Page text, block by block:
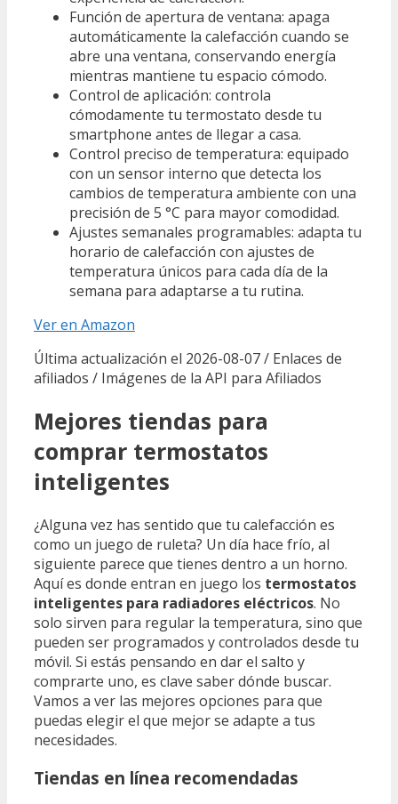
Función de apertura de ventana: apaga
automáticamente la calefacción cuando se
abre una ventana, conservando energía
mientras mantiene tu espacio cómodo.
Control de aplicación: controla
cómodamente tu termostato desde tu
smartphone antes de llegar a casa.
Control preciso de temperatura: equipado
con un sensor interno que detecta los
cambios de temperatura ambiente con una
precisión de 5 °C para mayor comodidad.
Ajustes semanales programables: adapta tu
horario de calefacción con ajustes de
temperatura únicos para cada día de la
semana para adaptarse a tu rutina.
Ver en Amazon
Última actualización el 2026-08-07 / Enlaces de
afiliados / Imágenes de la API para Afiliados
Mejores tiendas para
comprar termostatos
inteligentes
¿Alguna vez has sentido que tu calefacción es
como un juego de ruleta? Un día hace frío, al
siguiente parece que tienes dentro a un horno.
Aquí es donde entran en juego los termostatos
inteligentes para radiadores eléctricos. No
solo sirven para regular la temperatura, sino que
pueden ser programados y controlados desde tu
móvil. Si estás pensando en dar el salto y
comprarte uno, es clave saber dónde buscar.
Vamos a ver las mejores opciones para que
puedas elegir el que mejor se adapte a tus
necesidades.
Tiendas en línea recomendadas